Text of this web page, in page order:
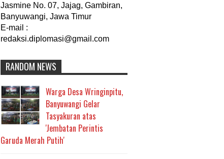
Jasmine No. 07, Jajag, Gambiran,
Banyuwangi, Jawa Timur
E-mail :
redaksi.diplomasi@gmail.com
RANDOM NEWS
Warga Desa Wringinpitu,
Banyuwangi Gelar
Tasyakuran atas
'Jembatan Perintis
Garuda Merah Putih'